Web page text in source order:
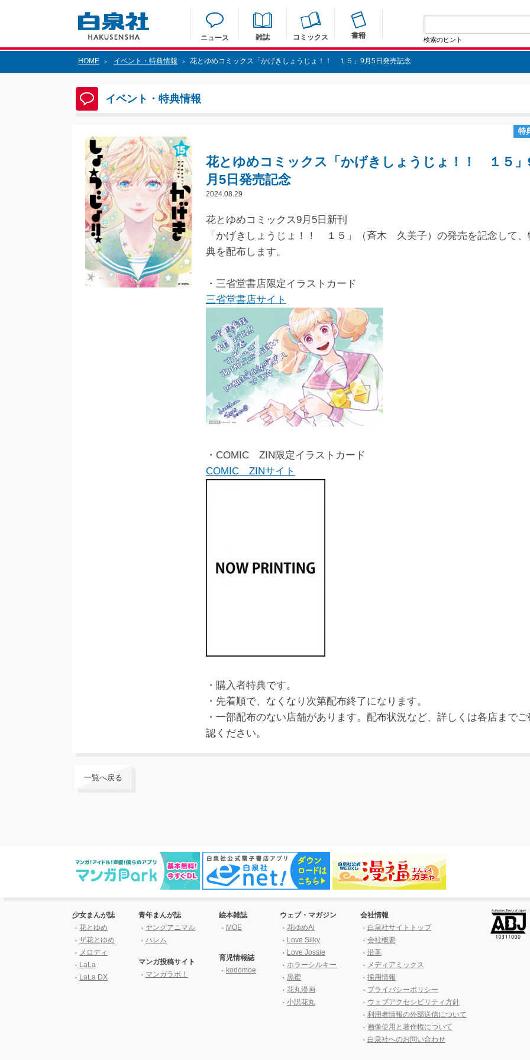
ニュース 雑誌 コミックス 書籍 検索のヒント
HOME > イベント・特典情報 > 花とゆめコミックス「かげきしょうじょ！！ １５」9月5日発売記念
イベント・特典情報
特
花とゆめコミックス「かげきしょうじょ！！ １５」
月5日発売記念
2024.08.29
花とゆめコミックス9月5日新刊
「かげきしょうじょ！！ １５」（斉木 久美子）の発売を記念して、
典を配布します。
・三省堂書店限定イラストカード
三省堂書店サイト
・COMIC ZIN限定イラストカード
COMIC ZINサイト
・購入者特典です。
・先着順で、なくなり次第配布終了になります。
・一部配布のない店舗があります。配布状況など、詳しくは各店までご
認ください。
一覧へ戻る
少女まんが誌
花とゆめ
ザ花とゆめ
メロディ
LaLa
LaLa DX
青年まんが誌
ヤングアニマル
ハレム
マンガ投稿サイト
マンガラボ！
絵本雑誌
MOE
育児情報誌
kodomoe
ウェブ・マガジン
花ゆめAi
Love Silky
Love Jossie
ホラーシルキー
黒蜜
花丸漫画
小説花丸
会社情報
白泉社サイトトップ
会社概要
沿革
メディアミックス
採用情報
プライバシーポリシー
ウェブアクセシビリティ方針
利用者情報の外部送信について
画像使用と著作権について
白泉社へのお問い合わせ